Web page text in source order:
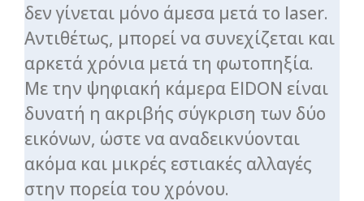
δεν γίνεται μόνο άμεσα μετά το laser.
Αντιθέτως, μπορεί να συνεχίζεται και
αρκετά χρόνια μετά τη φωτοπηξία.
Με την ψηφιακή κάμερα EIDON είναι
δυνατή η ακριβής σύγκριση των δύο
εικόνων, ώστε να αναδεικνύονται
ακόμα και μικρές εστιακές αλλαγές
στην πορεία του χρόνου.